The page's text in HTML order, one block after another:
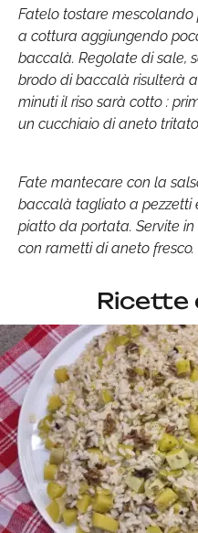
Fatelo tostare
a cottura aggiungendo
baccalà. Regolate di sale,
brodo di baccalà risulterà
minuti il riso sarà cotto :
un cucchiaio di aneto
Fate mantecare con la
baccalà tagliato a pezzetti
piatto da portata. Servite
con rametti di aneto fresco.
Ricette